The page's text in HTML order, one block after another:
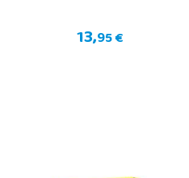
13,95 €